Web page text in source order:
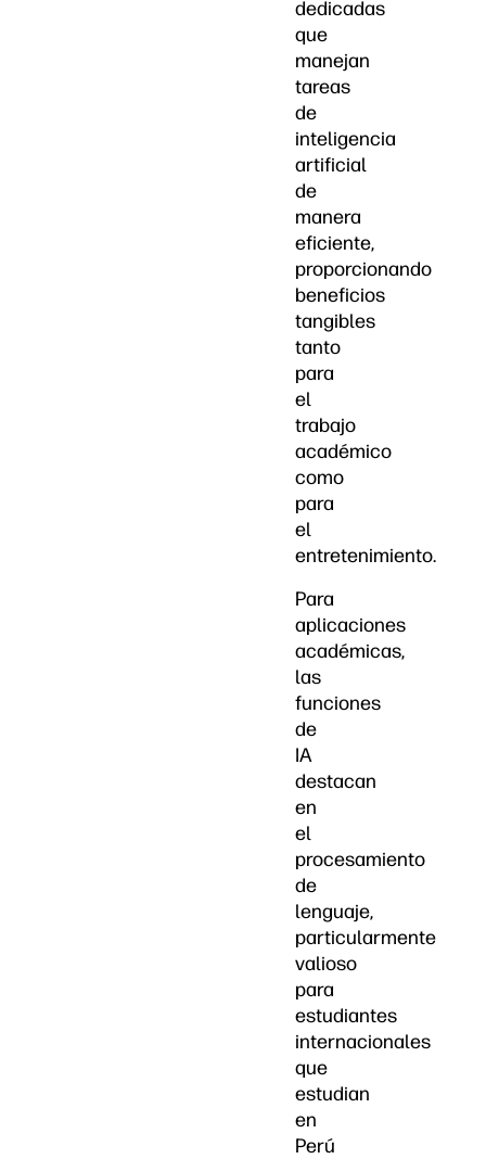
dedicadas
que
manejan
tareas
de
inteligencia
artificial
de
manera
eficiente,
proporcionando
beneficios
tangibles
tanto
para
el
trabajo
académico
como
para
el
entretenimiento.
Para
aplicaciones
académicas,
las
funciones
de
IA
destacan
en
el
procesamiento
de
lenguaje,
particularmente
valioso
para
estudiantes
internacionales
que
estudian
en
Perú